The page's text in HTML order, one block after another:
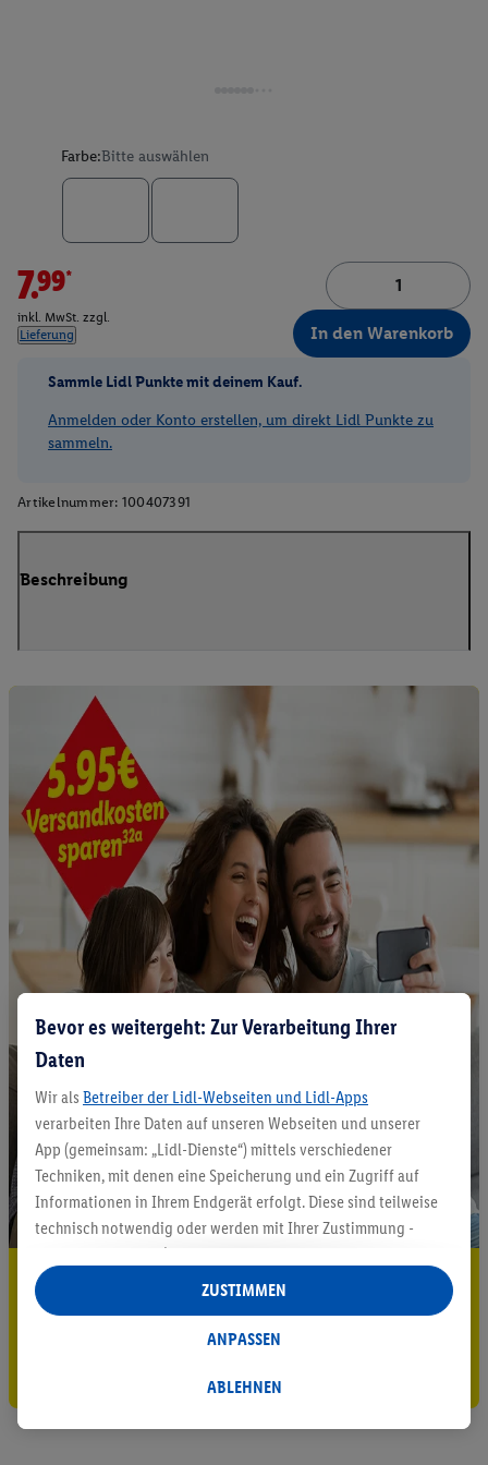
Farbe:Bitte auswählen
7.99*
inkl. MwSt. zzgl.
Lieferung
In den Warenkorb
Sammle Lidl Punkte mit deinem Kauf.
Anmelden oder Konto erstellen, um direkt Lidl Punkte zu
sammeln.
Artikelnummer: 100407391
Beschreibung
5.95 € Versand sparen³²ᵃ
Jetzt zum Newsletter anmelden
Bevor es weitergeht: Zur Verarbeitung Ihrer
Daten
Wir als Betreiber der Lidl-Webseiten und Lidl-Apps
verarbeiten Ihre Daten auf unseren Webseiten und unserer
App (gemeinsam: „Lidl-Dienste“) mittels verschiedener
Techniken, mit denen eine Speicherung und ein Zugriff auf
Informationen in Ihrem Endgerät erfolgt. Diese sind teilweise
technisch notwendig oder werden mit Ihrer Zustimmung -
auch durch Partner (u.a.
Verantwortliche; im Zusammenhang mit dem IAB TCF
insgesamt
Statistik-Erstellung oder für personalisierte Werbung
Datenverarbeitungen für personalisierte Werbung werden
ABLEHNEN
ANPASSEN
ZUSTIMMEN